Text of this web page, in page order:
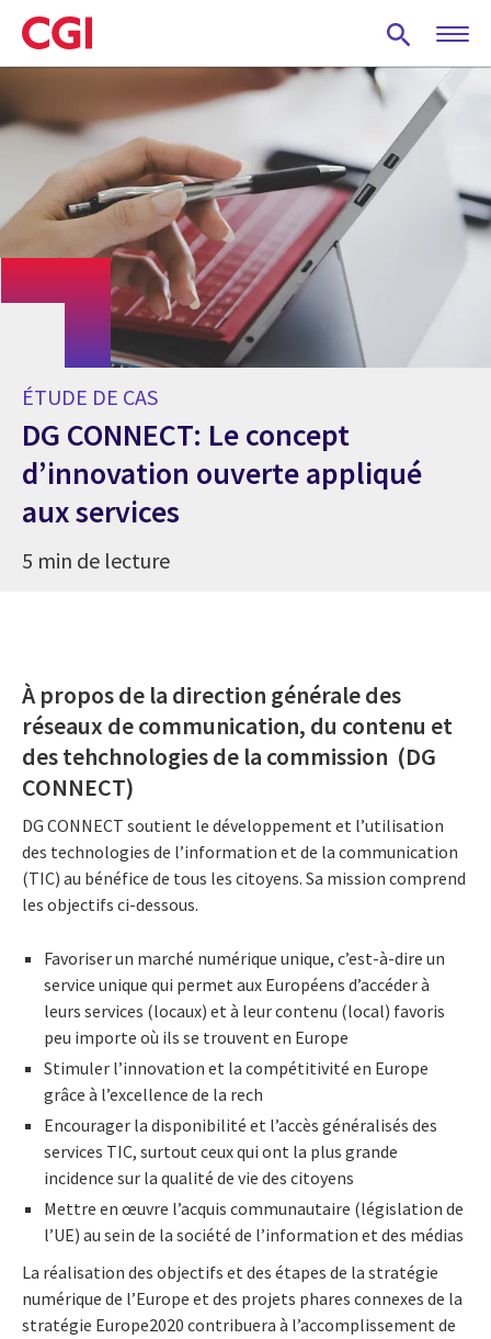
Skip
to
main
ÉTUDE DE CAS
DG CONNECT: Le concept
d’innovation ouverte appliqué
aux services
5 min de lecture
À propos de la direction générale des
réseaux de communication, du contenu et
des tehchnologies de la commission (DG
CONNECT)
DG CONNECT soutient le développement et l’utilisation
des technologies de l’information et de la communication
(TIC) au bénéfice de tous les citoyens. Sa mission comprend
les objectifs ci-dessous.
Favoriser un marché numérique unique, c’est-à-dire un
service unique qui permet aux Européens d’accéder à
leurs services (locaux) et à leur contenu (local) favoris
peu importe où ils se trouvent en Europe
Stimuler l’innovation et la compétitivité en Europe
grâce à l’excellence de la rech
Encourager la disponibilité et l’accès généralisés des
services TIC, surtout ceux qui ont la plus grande
incidence sur la qualité de vie des citoyens
Mettre en œuvre l’acquis communautaire (législation de
l’UE) au sein de la société de l’information et des médias
La réalisation des objectifs et des étapes de la stratégie
numérique de l’Europe et des projets phares connexes de la
stratégie Europe2020 contribuera à l’accomplissement de